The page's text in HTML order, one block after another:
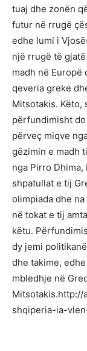
tuaj dhe zonën
futur në rrugë
edhe lumi i
një rrugë të
madh në Europë
qeveria greke
Mitsotakis. Këto,
përfundimisht
përveç miqve
gëzimin e madh
nga Pirro
shpatullat e tij
olimpiada dhe
në tokat e tij
këtu.
dy jemi
dhe takime,
mbledhje në
Mitsotakis.http://
shqiperia-ia-